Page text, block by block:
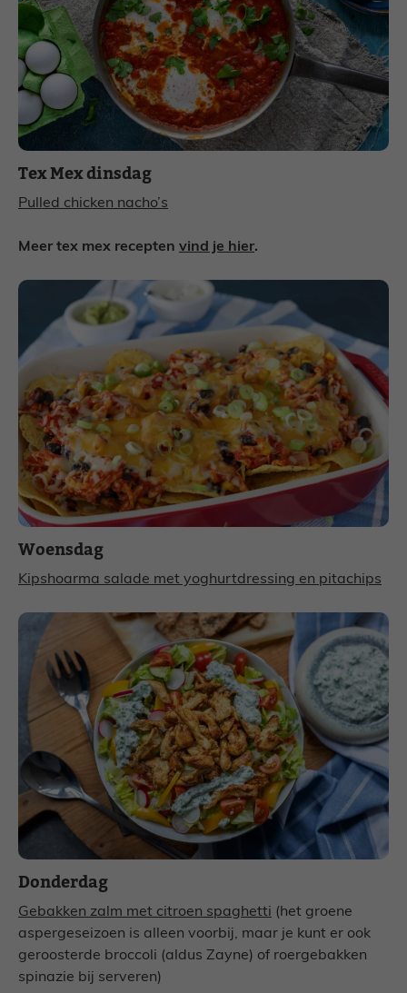
Tex Mex dinsdag
Pulled chicken nacho’s
Meer tex mex recepten vind je hier.
Woensdag
Kipshoarma salade met yoghurtdressing en pitachips
Donderdag
Gebakken zalm met citroen spaghetti (het groene
aspergeseizoen is alleen voorbij, maar je kunt er ook
geroosterde broccoli (aldus Zayne) of roergebakken
spinazie bij serveren)